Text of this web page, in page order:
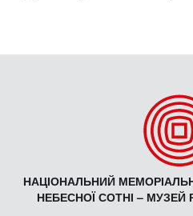
НАЦІОНАЛЬНИЙ
НЕБЕСНОЇ СОТНІ – МУЗЕЙ